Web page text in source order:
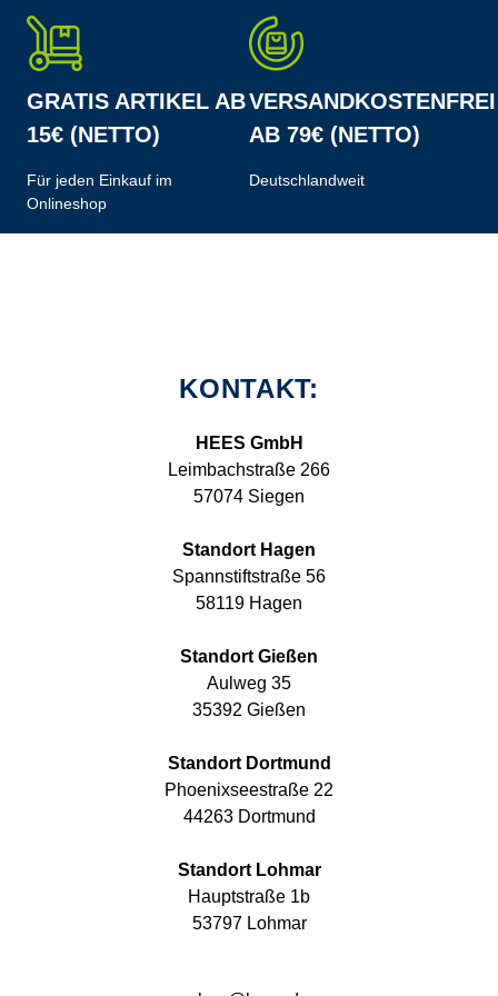
GRATIS ARTIKEL AB
15€ (NETTO)
Für jeden Einkauf im
Onlineshop
VERSANDKOSTENFREI
AB 79€ (NETTO)
Deutschlandweit
KONTAKT:
HEES GmbH
Leimbachstraße 266
57074 Siegen
Standort Hagen
Spannstiftstraße 56
58119 Hagen
Standort Gießen
Aulweg 35
35392 Gießen
Standort Dortmund
Phoenixseestraße 22
44263 Dortmund
Standort Lohmar
Hauptstraße 1b
53797 Lohmar